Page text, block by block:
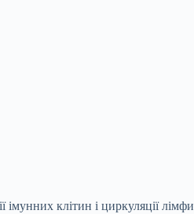
клітин і циркуляції